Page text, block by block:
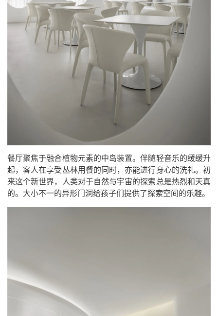
餐厅聚焦于融合植物元素的中岛装置。伴随轻音乐的缓缓升
起，客人在享受丛林用餐的同时，亦能进行身心的洗礼。初
来这个新世界，人类对于自然与宇宙的探索总是热烈和天真
的。大小不一的异形门洞给孩子们提供了探索空间的乐趣。